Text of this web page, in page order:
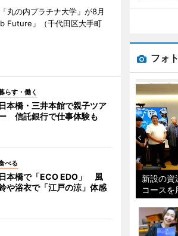
丸の内プラチナ大学」が8月
Future」（千代田区大手町
らす・働く
日本橋・三井本館で親子ツア
信託銀行で仕事体験も
べる
日本橋で「ECO EDO」 風
や浴衣で「江戸の涼」体感
フォ
新設の資
コースを